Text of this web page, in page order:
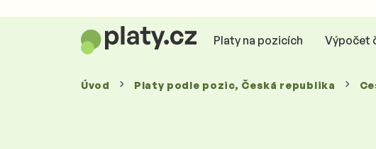
Platy na pozicích Výpočet
Úvod Platy podle pozic, Česká republika